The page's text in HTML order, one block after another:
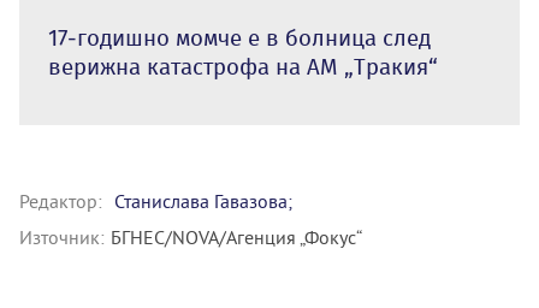
17-годишно момче е в болница след
верижна катастрофа на АМ „Тракия“
Редактор: Станислава Гавазова;
Източник: БГНЕС/NOVA/Агенция „Фокус“